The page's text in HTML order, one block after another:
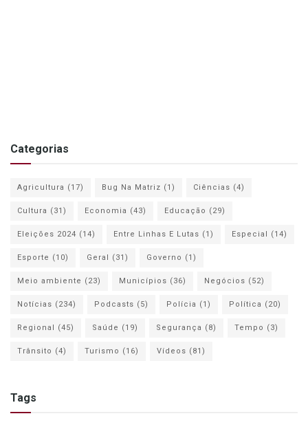
Categorias
Agricultura (17) Bug Na Matriz (1) Ciências (4)
Cultura (31) Economia (43) Educação (29)
Eleições 2024 (14) Entre Linhas E Lutas (1) Especial (14)
Esporte (10) Geral (31) Governo (1)
Meio ambiente (23) Municípios (36) Negócios (52)
Notícias (234) Podcasts (5) Polícia (1) Política (20)
Regional (45) Saúde (19) Segurança (8) Tempo (3)
Trânsito (4) Turismo (16) Vídeos (81)
Tags